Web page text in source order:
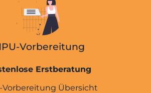
Vorbereitung
Erstberatung
Vorbereitung Übersicht